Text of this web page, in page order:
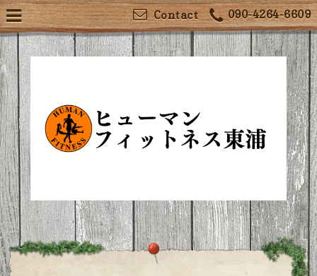
090-4264-6609
Contact